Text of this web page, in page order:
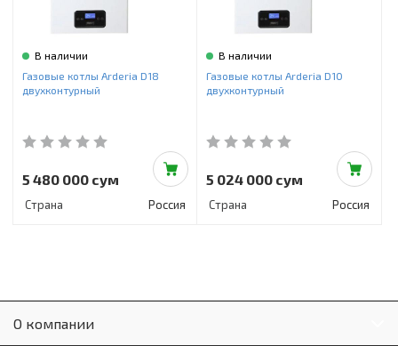
В наличии
Газовые котлы Arderia D18
двухконтурный
5 480 000 сум
Страна Россия
В наличии
Газовые котлы Arderia D10
двухконтурный
5 024 000 сум
Страна Россия
О компании